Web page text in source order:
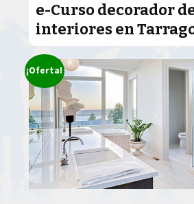
e-Curso decorador
interiores en
¡Oferta!